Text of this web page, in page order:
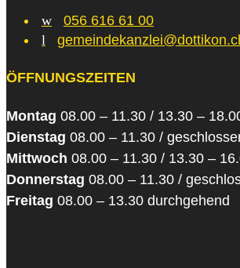
w
056 616 61 00
l
ÖFFNUNGSZEITEN
Montag 08.00 – 11.30 / 13.30 –
Dienstag 08.00 – 11.30 /
Mittwoch 08.00 – 11.30 / 13.30 –
Donnerstag 08.00 – 11.30 /
Freitag 08.00 – 13.30 durchgehend